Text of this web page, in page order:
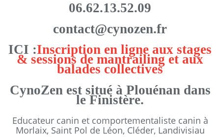
06.62.13.52.09
contact@cynozen.fr
ICI :Inscription en ligne aux stages
& sessions de mantrailing et aux
balades collectives
CynoZen est situé à Plouénan dans
le Finistère.
Educateur canin et comportementaliste canin à
Morlaix, Saint Pol de Léon, Cléder, Landivisiau